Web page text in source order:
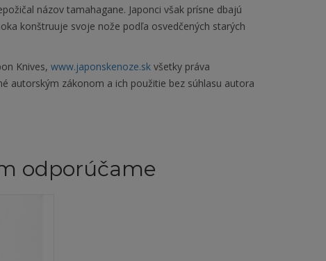
názov tamahagane. Japonci však prísne dbajú
konštruuje svoje nože podľa osvedčených starých
Knives, www.japonskenoze.skvšetky práva
autorským zákonom a ich použitie bez súhlasu autora
odporúčame